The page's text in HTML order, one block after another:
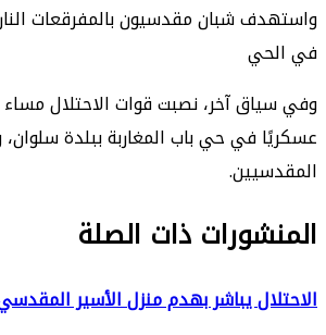
واستهدف شبان مقدسيون بالمفرقعات
في الحي
وفي سياق آخر، نصبت قوات الاحتلال مساء
عسكريًا في حي باب المغاربة ببلدة
المقدسيين.
المنشورات ذات الصلة
الاحتلال يباشر بهدم منزل الأسير